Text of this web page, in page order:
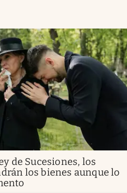
de Sucesiones, los
los bienes aunque lo